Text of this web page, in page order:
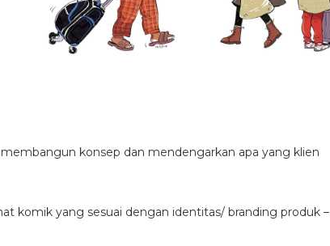
konsep dan mendengarkan apa yang klien
komik yang sesuai dengan identitas/ branding produk –